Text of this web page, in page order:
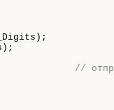
_Digits );
);
//